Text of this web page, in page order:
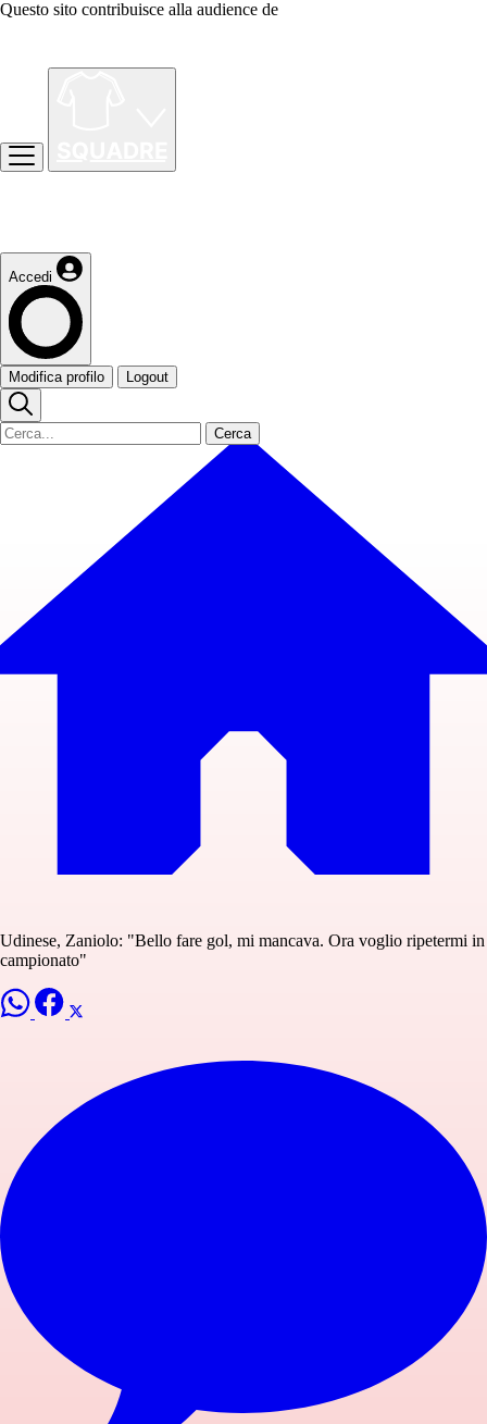
Questo sito contribuisce alla audience de
Accedi
Modifica profilo Logout
Cerca
Udinese, Zaniolo: "Bello fare gol, mi mancava. Ora voglio ripetermi in
campionato"